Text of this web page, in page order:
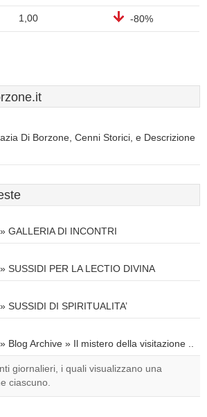
1,00 -80%
Di Borzone, Cenni Storici, e Descrizione
GALLERIA DI INCONTRI
SUSSIDI PER LA LECTIO DIVINA
SUSSIDI DI SPIRITUALITA’
Blog Archive » Il mistero della visitazione ..
giornalieri, i quali visualizzano una
ciascuno.